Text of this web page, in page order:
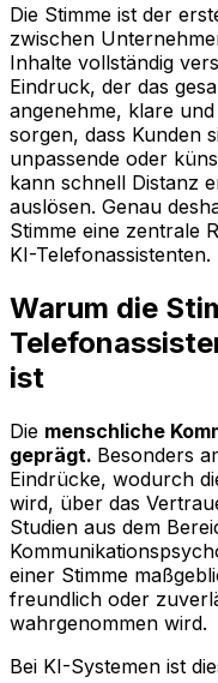
Die Stimme ist der
zwischen
Inhalte vollständig
Eindruck, der das
angenehme, klare
sorgen, dass Kunden
unpassende oder
kann schnell Distanz
auslösen. Genau
Stimme eine zentrale
KI-Telefonassistenten.
Warum die
ist
Die menschliche
geprägt. Besonders
Eindrücke, wodurch
wird, über das
Studien aus dem
einer Stimme
freundlich oder
wahrgenommen wird.
Bei KI-Systemen ist